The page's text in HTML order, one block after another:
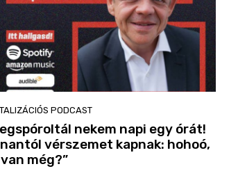
PODCAST
nekem napi egy órát!
vérszemet kapnak: hohoó,
még?”